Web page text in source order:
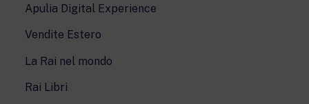
Apulia Digital Experience
Vendite Estero
La Rai nel mondo
Rai Libri